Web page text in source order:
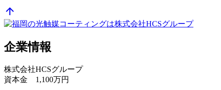
arrow_upward
企業情報
株式会社HCSグループ
資本金 1,100万円